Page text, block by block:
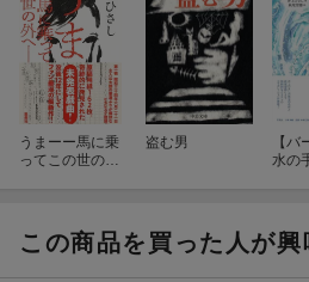
うまーー馬に乗
ってこの世の外
盗む男
【バ
水の
この商品を買った人が